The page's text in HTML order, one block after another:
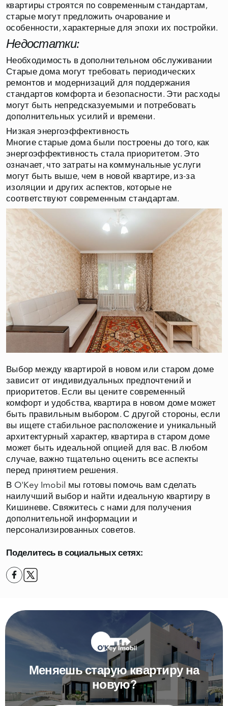
квартиры строятся по современным стандартам,
старые могут предложить очарование и
особенности, характерные для эпохи их постройки.
Недостатки:
Необходимость в дополнительном обслуживании
Старые дома могут требовать периодических
ремонтов и модернизаций для поддержания
стандартов комфорта и безопасности. Эти расходы
могут быть непредсказуемыми и потребовать
дополнительных усилий и времени.
Низкая энергоэффективность
Многие старые дома были построены до того, как
энергоэффективность стала приоритетом. Это
означает, что затраты на коммунальные услуги
могут быть выше, чем в новой квартире, из-за
изоляции и других аспектов, которые не
соответствуют современным стандартам.
Выбор между квартирой в новом или старом доме
зависит от индивидуальных предпочтений и
приоритетов. Если вы цените современный
комфорт и удобства, квартира в новом доме может
быть правильным выбором. С другой стороны, если
вы ищете стабильное расположение и уникальный
архитектурный характер, квартира в старом доме
может быть идеальной опцией для вас. В любом
случае, важно тщательно оценить все аспекты
перед принятием решения.
В O'Key Imobil мы готовы помочь вам сделать
наилучший выбор и найти идеальную квартиру в
Кишиневе. Свяжитесь с нами для получения
дополнительной информации и
персонализированных советов.
Поделитесь в социальных сетях:
Меняешь старую квартиру на
новую?